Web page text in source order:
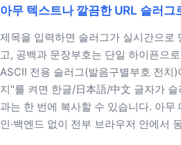
아무 텍스트나 깔끔한 URL 슬러그
제목을 입력하면 슬러그가 실시간으로
고, 공백과 문장부호는 단일 하이픈으
ASCII 전용 슬러그(발음구별부호 전치
지"를 켜면 한글/日本語/中文 글자가
과는 한 번에 복사할 수 있습니다. 아무
인·백엔드 없이 전부 브라우저 안에서